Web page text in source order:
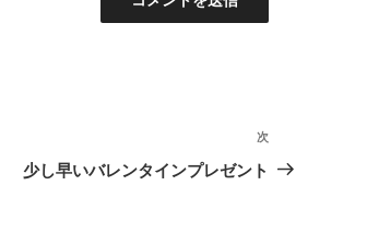
の
次
少し早いバレンタインプレゼント